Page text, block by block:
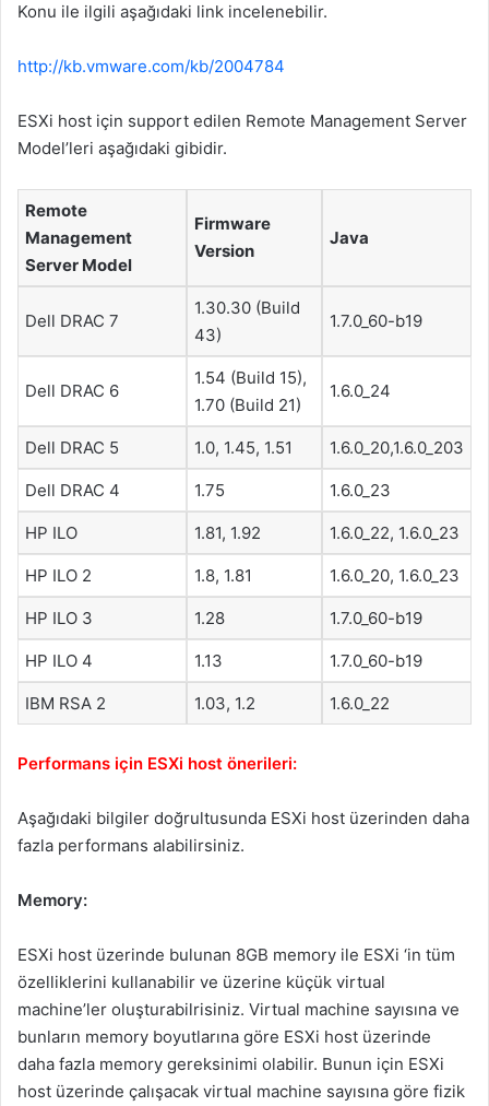
Konu ile ilgili aşağıdaki link incelenebilir.
http://kb.vmware.com/kb/2004784
ESXi host için support edilen Remote Management Server
Model’leri aşağıdaki gibidir.
Remote
Management
Server Model
Firmware
Version
Java
Dell DRAC 7
1.30.30 (Build
43)
1.7.0_60-b19
Dell DRAC 6
1.54 (Build 15),
1.70 (Build 21)
1.6.0_24
Dell DRAC 5 1.0, 1.45, 1.51 1.6.0_20,1.6.0_203
Dell DRAC 4 1.75 1.6.0_23
HP ILO 1.81, 1.92 1.6.0_22, 1.6.0_23
HP ILO 2 1.8, 1.81 1.6.0_20, 1.6.0_23
HP ILO 3 1.28 1.7.0_60-b19
HP ILO 4 1.13 1.7.0_60-b19
IBM RSA 2 1.03, 1.2 1.6.0_22
Performans için ESXi host önerileri:
Aşağıdaki bilgiler doğrultusunda ESXi host üzerinden daha
fazla performans alabilirsiniz.
Memory:
ESXi host üzerinde bulunan 8GB memory ile ESXi ‘in tüm
özelliklerini kullanabilir ve üzerine küçük virtual
machine’ler oluşturabilrisiniz. Virtual machine sayısına ve
bunların memory boyutlarına göre ESXi host üzerinde
daha fazla memory gereksinimi olabilir. Bunun için ESXi
host üzerinde çalışacak virtual machine sayısına göre fizik